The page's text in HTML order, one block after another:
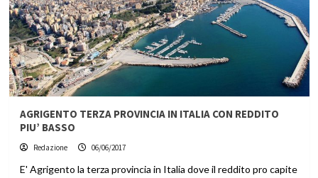
AGRIGENTO TERZA PROVINCIA IN ITALIA CON REDDITO
PIU’ BASSO
Redazione 06/06/2017
E' Agrigento la terza provincia in Italia dove il reddito pro capite